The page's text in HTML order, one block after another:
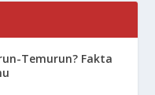
Temurun? Fakta